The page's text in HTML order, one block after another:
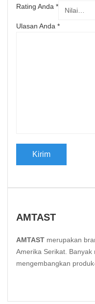
Rating Anda *
Ulasan Anda *
AMTAST
AMTAST merupakan
Amerika Serikat. Banyak
mengembangkan